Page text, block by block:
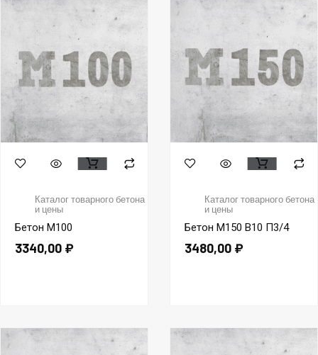
Каталог товарного бетона
и цены
Бетон М100
3340,00 ₽
Каталог товарного бетона
и цены
Бетон М150 В10 П3/4
3480,00 ₽